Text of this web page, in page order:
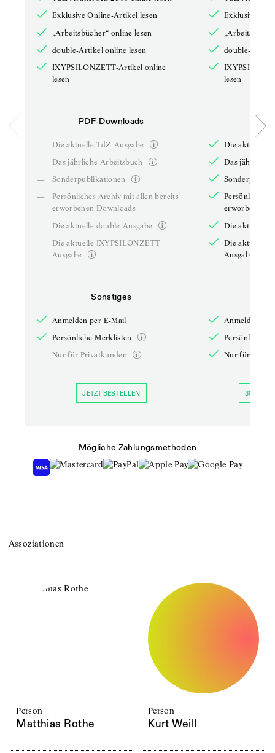
Exklusive Online-Artikel lesen
„Arbeitsbücher“ online lesen
double-Artikel online lesen
IXYPSILONZETT-Artikel online
lesen
PDF-Downloads
—
Die aktuelle TdZ-Ausgabe
—
Das jährliche Arbeitsbuch
—
Sonderpublikationen
—
Persönliches Archiv mit allen bereits
erworbenen Downloads
—
Die aktuelle double-Ausgabe
—
Die aktuelle IXYPSILONZETT-
Ausgabe
Sonstiges
Anmelden per E-Mail
Persönliche Merklisten
—
Nur für Privatkunden
JETZT BESTELLEN
Exklusive
double-
lesen
Die aktuelle
Das jährliche
Persönliches
erworbenen
Die aktuelle
Die aktuelle
Ausgabe
Anmelden
Persönliche
Nur für
30 TAGE
Mögliche Zahlungsmethoden
Assoziationen
Person
Matthias Rothe
Person
Kurt Weill